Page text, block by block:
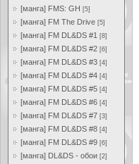
[манга] FMS: GH [5]
[манга] FM The Drive [5]
[манга] FM DL&DS #1 [8]
[манга] FM DL&DS #2 [6]
[манга] FM DL&DS #3 [4]
[манга] FM DL&DS #4 [4]
[манга] FM DL&DS #5 [4]
[манга] FM DL&DS #6 [4]
[манга] FM DL&DS #7 [3]
[манга] FM DL&DS #8 [4]
[манга] FM DL&DS #9 [6]
[манга] DL&DS - обои [2]